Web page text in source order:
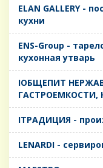
ELAN GALLERY -
кухни
ENS-Group -
кухонная утварь
IОБЩЕПИТ
IТРАДИЦИЯ -
LENARDI -